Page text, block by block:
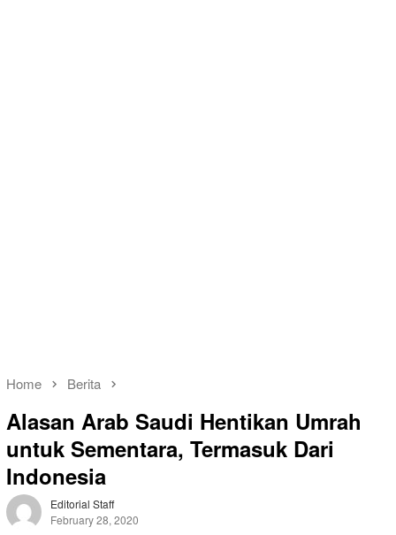
Home Berita
Alasan Arab Saudi Hentikan Umrah
untuk Sementara, Termasuk Dari
Indonesia
Editorial Staff
February 28, 2020